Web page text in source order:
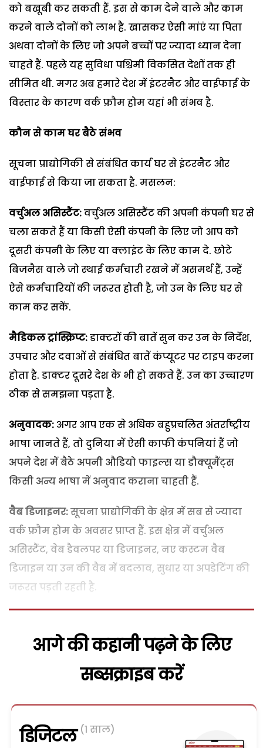
को बखूबी कर सकती हैं. इस से काम देने वाले और काम
करने वाले दोनों को लाभ है. खासकर ऐसी मांएं या पिता
अथवा दोनों के लिए जो अपने बच्चों पर ज्यादा ध्यान देना
चाहते हैं. पहले यह सुविधा पश्चिमी विकसित देशों तक ही
सीमित थी. मगर अब हमारे देश में इंटरनैट और वाईफाई के
विस्तार के कारण वर्क फ्रौम होम यहां भी संभव है.
कौन से काम घर बैठे संभव
सूचना प्राद्योगिकी से संबंधित कार्य घर से इंटरनैट और
वाईफाई से किया जा सकता है. मसलन:
वर्चुअल असिस्टैंट:वर्चुअल असिस्टैंट की अपनी कंपनी घर से
चला सकते हैं या किसी ऐसी कंपनी के लिए जो आप को
दूसरी कंपनी के लिए या क्लाइंट के लिए काम दे. छोटे
बिजनैस वाले जो स्थाई कर्मचारी रखने में असमर्थ हैं, उन्हें
ऐसे कर्मचारियों की जरूरत होती है, जो उन के लिए घर से
काम कर सकें.
मैडिकल ट्रांस्क्रिप्ट:डाक्टरों की बातें सुन कर उन के निर्देश,
उपचार और दवाओं से संबंधित बातें कंप्यूटर पर टाइप करना
होता है. डाक्टर दूसरे देश के भी हो सकते हैं. उन का उच्चारण
ठीक से समझना पड़ता है.
अनुवादक: अगर आप एक से अधिक बहुप्रचलित अंतर्राष्ट्रीय
भाषा जानते हैं, तो दुनिया में ऐसी काफी कंपनियां हैं जो
अपने देश में बैठे अपनी औडियो फाइल्स या डौक्यूमैंट्स
किसी अन्य भाषा में अनुवाद कराना चाहती हैं.
वैब डिजाइनर:सूचना प्राद्योगिकी के क्षेत्र में सब से ज्यादा
वर्क फ्रौम होम के अवसर प्राप्त हैं. इस क्षेत्र में वर्चुअल
असिस्टैंट, वेब डैवलपर या डिजाइनर, नए कस्टम वैब
डिजाइन या उन की वैब में बदलाव, सुधार या अपडेटिंग की
जरूरत पड़ती रहती है.
आगे की कहानी पढ़ने के लिए
सब्सक्राइब करें
डिजिटल (1 साल)